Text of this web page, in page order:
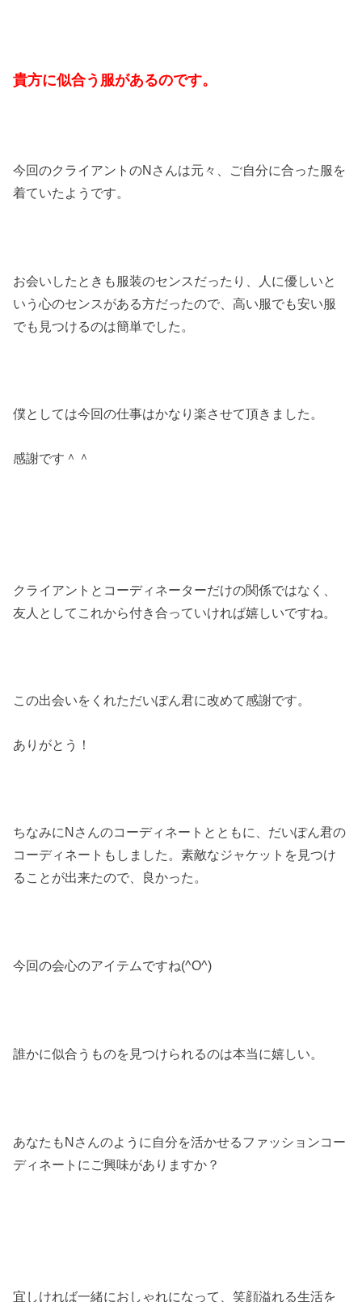
貴方に似合う服があるのです。
今回のクライアントのNさんは元々、ご自分に合った服を
着ていたようです。
お会いしたときも服装のセンスだったり、人に優しいと
いう心のセンスがある方だったので、高い服でも安い服
でも見つけるのは簡単でした。
僕としては今回の仕事はかなり楽させて頂きました。
感謝です＾＾
クライアントとコーディネーターだけの関係ではなく、
友人としてこれから付き合っていければ嬉しいですね。
この出会いをくれただいぽん君に改めて感謝です。
ありがとう！
ちなみにNさんのコーディネートとともに、だいぽん君の
コーディネートもしました。素敵なジャケットを見つけ
ることが出来たので、良かった。
今回の会心のアイテムですね(^O^)
誰かに似合うものを見つけられるのは本当に嬉しい。
あなたもNさんのように自分を活かせるファッションコー
ディネートにご興味がありますか？
宜しければ一緒におしゃれになって、笑顔溢れる生活を